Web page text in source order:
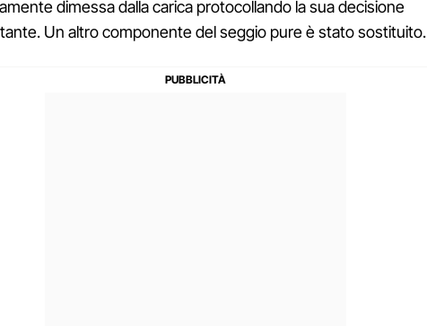
dimessa dalla carica protocollando la sua decisione
Un altro componente del seggio pure è stato sostituito.